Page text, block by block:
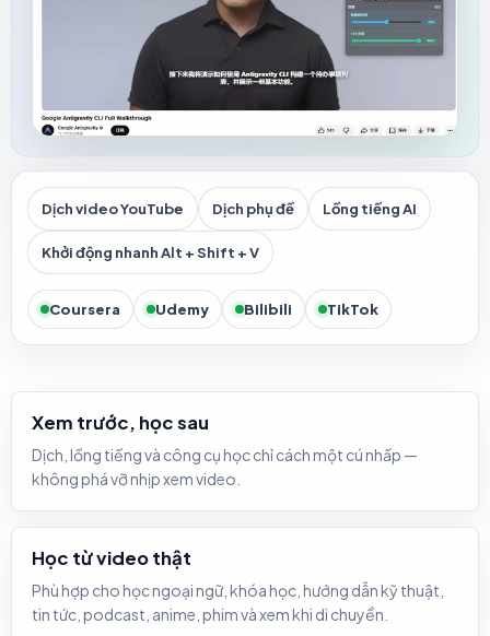
Dịch video YouTube Dịch phụ đề Lồng tiếng AI
Khởi động nhanh Alt + Shift + V
Coursera Udemy Bilibili TikTok
Xem trước, học sau
Dịch, lồng tiếng và công cụ học chỉ cách một cú nhấp —
không phá vỡ nhịp xem video.
Học từ video thật
Phù hợp cho học ngoại ngữ, khóa học, hướng dẫn kỹ thuật,
tin tức, podcast, anime, phim và xem khi di chuyển.